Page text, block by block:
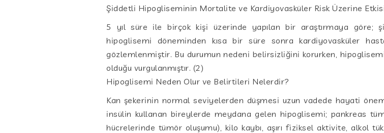
Şiddetli Hipogliseminin Mortalite ve Kardiyovasküler Risk Üzerine
5 yıl süre ile birçok kişi üzerinde yapılan bir araştırmaya göre;
hipoglisemi döneminden kısa bir süre sonra kardiyovasküler
gözlemlenmiştir. Bu durumun nedeni belirsizliğini korurken,
olduğu vurgulanmıştır. (2)
Hipoglisemi Neden Olur ve Belirtileri Nelerdir?
Kan şekerinin normal seviyelerden düşmesi uzun vadede hayati önem
insülin kullanan bireylerde meydana gelen hipoglisemi; pankreas
hücrelerinde tümör oluşumu), kilo kaybı, aşırı fiziksel aktivite, alkol